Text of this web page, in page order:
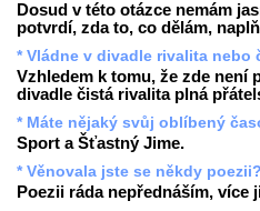
Dosud v této otázce nemám
potvrdí, zda to, co dělám,
* Vládne v divadle rivalita nebo
Vzhledem k tomu, že zde není
divadle čistá rivalita plná
* Máte nějaký svůj oblíbený
Sport a Šťastný Jime.
* Věnovala jste se někdy poezii?
Poezii ráda nepřednáším, více